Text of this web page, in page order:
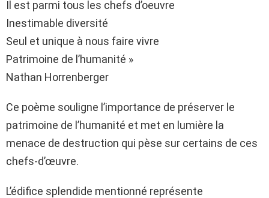
Il est parmi tous les chefs d’oeuvre
Inestimable diversité
Seul et unique à nous faire vivre
Patrimoine de l’humanité »
Nathan Horrenberger
Ce poème souligne l’importance de préserver le
patrimoine de l’humanité et met en lumière la
menace de destruction qui pèse sur certains de ces
chefs-d’œuvre.
L’édifice splendide mentionné représente